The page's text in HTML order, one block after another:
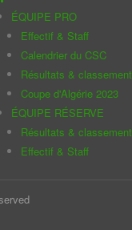
ÉQUIPE PRO
Effectif & Staff
Calendrier du CSC
Résultats & classement
Coupe d'Algérie 2023
ÉQUIPE RÉSERVE
Résultats & classement
Effectif & Staff